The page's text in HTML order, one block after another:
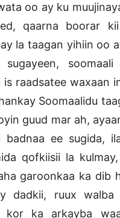
oo ay ku
qaarna boorar
la taagan yihiin oo
sugayeen,
raadsatee waxaan
Soomaalidu
guud mar ah,
badnaa ee sugida,
qofkiisii la
garoonkaa ka dib
dadkii, ruux walba
kor ka arkayba